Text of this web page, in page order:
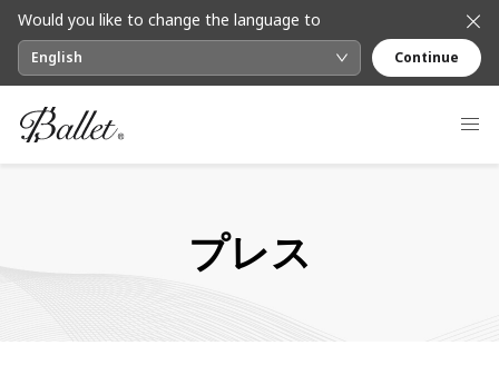
Would you like to change the language to
English Continue
プレス